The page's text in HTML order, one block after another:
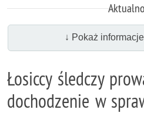
↓ Pokaż
Łosiccy śledczy
dochodzenie w